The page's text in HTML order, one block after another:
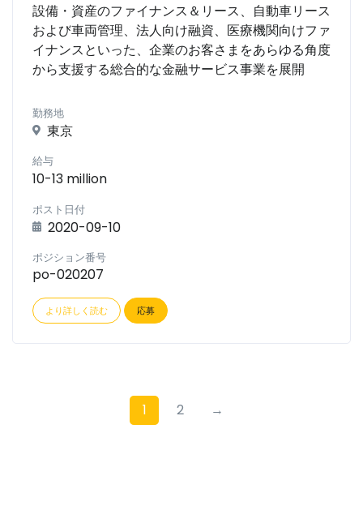
設備・資産のファイナンス＆リース、自動車リース
および車両管理、法人向け融資、医療機関向けファ
イナンスといった、企業のお客さまをあらゆる角度
から支援する総合的な金融サービス事業を展開
勤務地
東京
給与
10-13 million
ポスト日付
2020-09-10
ポジション番号
po-020207
より詳しく読む 応募
1 2 →